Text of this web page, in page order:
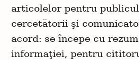
articolelor pentru
cercetătorii şi
acord: se începe cu
informaţiei, pentru